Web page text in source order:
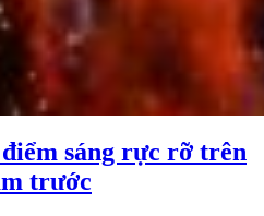
sáng rực rỡ trên
trước